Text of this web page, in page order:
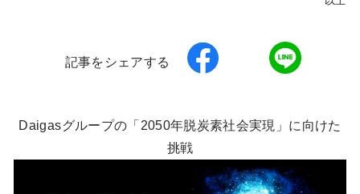
記事をシェアする
Daigasグループの「2050年脱炭素社会実現」に向けた
挑戦